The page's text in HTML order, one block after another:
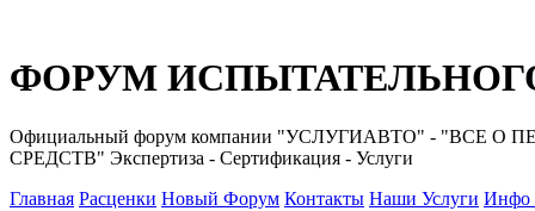
ФОРУМ
Официальный форум компании "УСЛУГИАВТО" -
СРЕДСТВ" Экспертиза - Сертификация - Услуги
Главная Расценки Новый Форум Контакты Наши Услуги Инфо